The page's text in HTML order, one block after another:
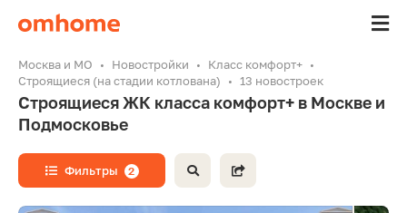
Москва и МО Новостройки
Класс комфорт+
Строящиеся (на стадии котлована)
13 новостроек
Строящиеся ЖК класса комфорт+ в Москве и
Подмосковье
Фильтры 2